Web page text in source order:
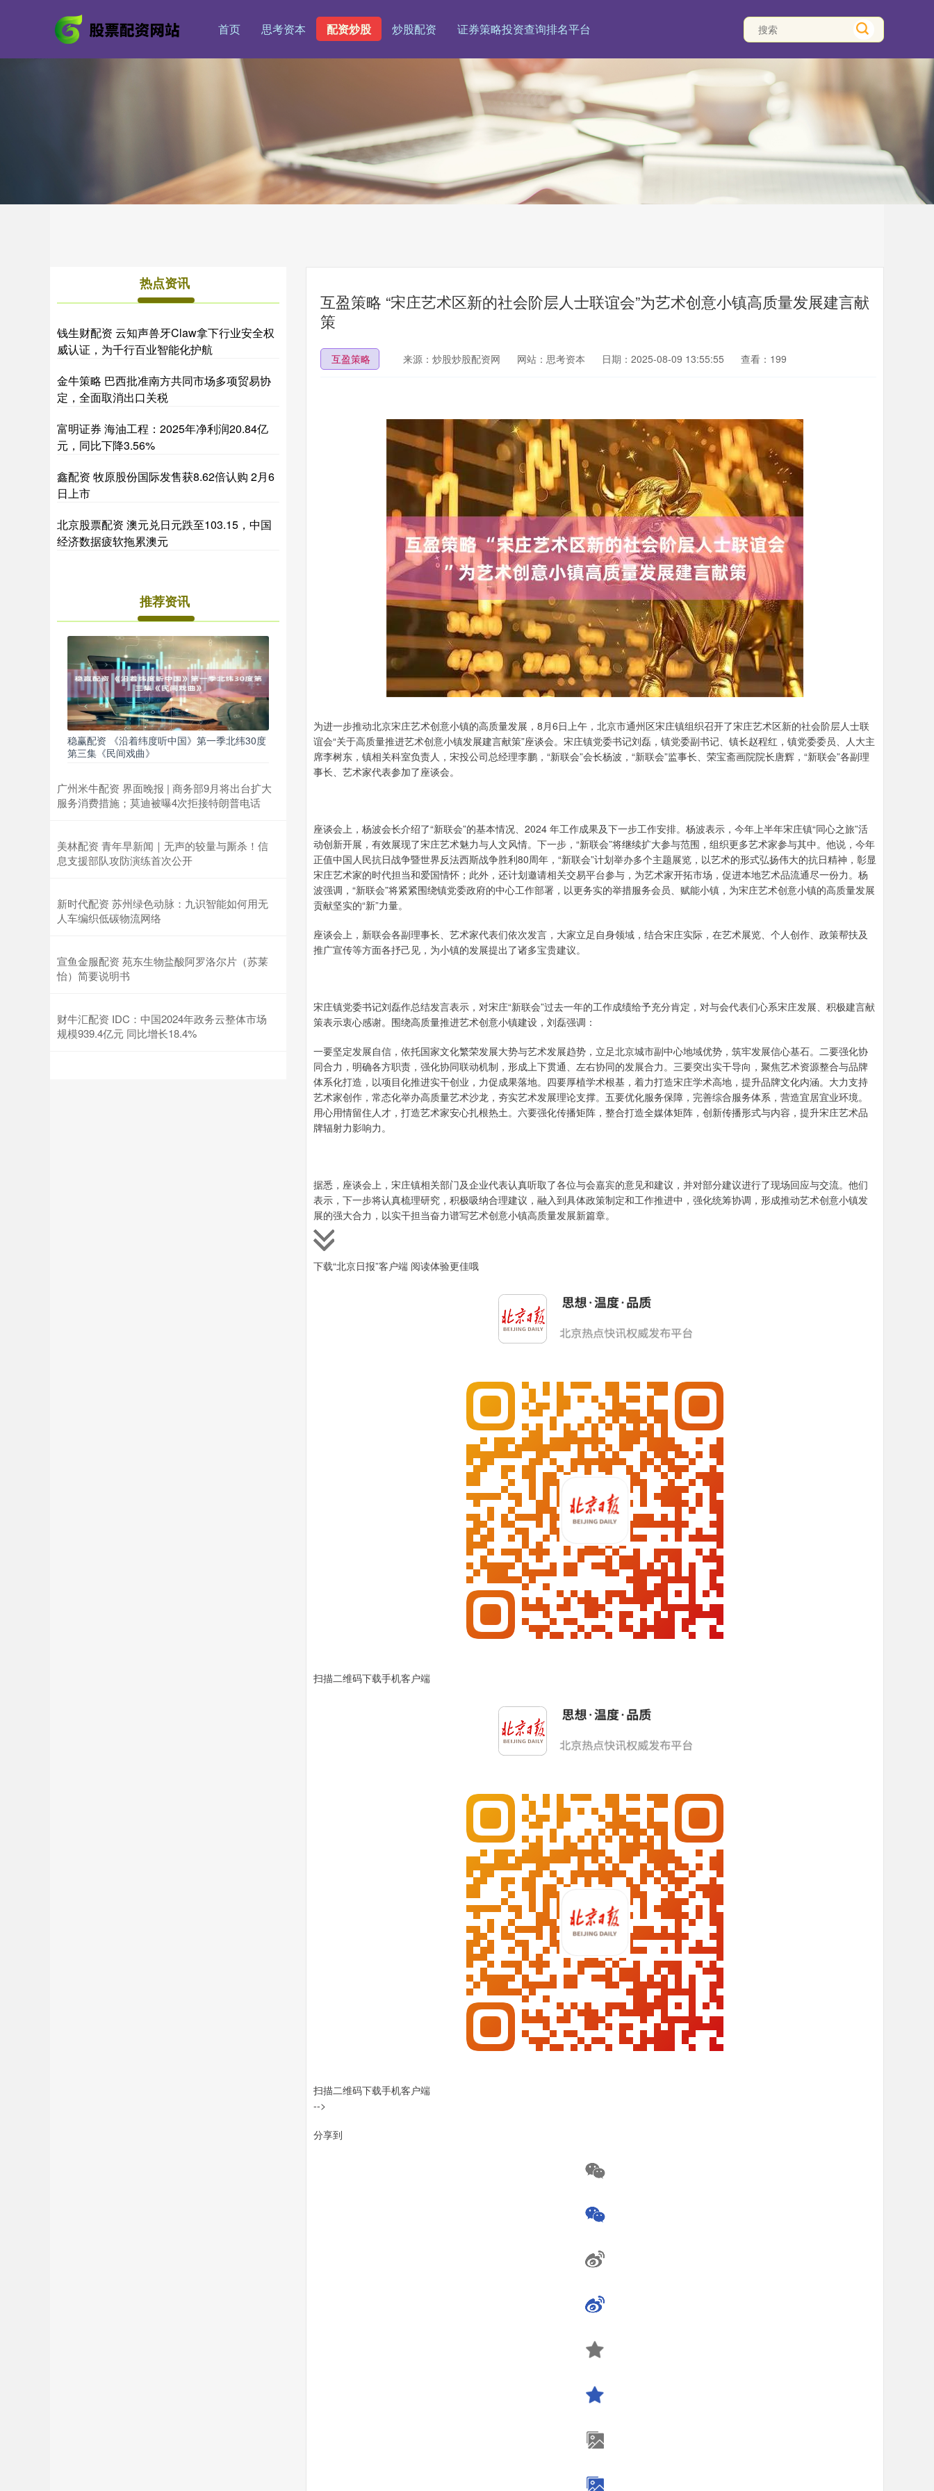
首页 思考资本 配资炒股 炒股配资 证券策略投资查询排名平台
互盈策略 “宋庄艺术区新的社会阶层人士联谊会”为艺术创意小镇高质量发展建言献
策
互盈策略 来源：炒股炒股配资网 网站：思考资本 日期：2025-08-09 13:55:55 查看：199
为进一步推动北京宋庄艺术创意小镇的高质量发展，8月6日上午，北京市通州区宋庄镇组织召开了宋庄艺术区新的社会阶层人士联
谊会“关于高质量推进艺术创意小镇发展建言献策”座谈会。宋庄镇党委书记刘磊，镇党委副书记、镇长赵程红，镇党委委员、人大主
席李树东，镇相关科室负责人，宋投公司总经理李鹏，“新联会”会长杨波，“新联会”监事长、荣宝斋画院院长唐辉，“新联会”各副理
事长、艺术家代表参加了座谈会。
座谈会上，杨波会长介绍了“新联会”的基本情况、2024 年工作成果及下一步工作安排。杨波表示，今年上半年宋庄镇“同心之旅”活
动创新开展，有效展现了宋庄艺术魅力与人文风情。下一步，“新联会”将继续扩大参与范围，组织更多艺术家参与其中。他说，今年
正值中国人民抗日战争暨世界反法西斯战争胜利80周年，“新联会”计划举办多个主题展览，以艺术的形式弘扬伟大的抗日精神，彰显
宋庄艺术家的时代担当和爱国情怀；此外，还计划邀请相关交易平台参与，为艺术家开拓市场，促进本地艺术品流通尽一份力。杨
波强调，“新联会”将紧紧围绕镇党委政府的中心工作部署，以更务实的举措服务会员、赋能小镇，为宋庄艺术创意小镇的高质量发展
贡献坚实的“新”力量。
座谈会上，新联会各副理事长、艺术家代表们依次发言，大家立足自身领域，结合宋庄实际，在艺术展览、个人创作、政策帮扶及
推广宣传等方面各抒己见，为小镇的发展提出了诸多宝贵建议。
宋庄镇党委书记刘磊作总结发言表示，对宋庄“新联会”过去一年的工作成绩给予充分肯定，对与会代表们心系宋庄发展、积极建言献
策表示衷心感谢。围绕高质量推进艺术创意小镇建设，刘磊强调：
一要坚定发展自信，依托国家文化繁荣发展大势与艺术发展趋势，立足北京城市副中心地域优势，筑牢发展信心基石。二要强化协
同合力，明确各方职责，强化协同联动机制，形成上下贯通、左右协同的发展合力。三要突出实干导向，聚焦艺术资源整合与品牌
体系化打造，以项目化推进实干创业，力促成果落地。四要厚植学术根基，着力打造宋庄学术高地，提升品牌文化内涵。大力支持
艺术家创作，常态化举办高质量艺术沙龙，夯实艺术发展理论支撑。五要优化服务保障，完善综合服务体系，营造宜居宜业环境。
用心用情留住人才，打造艺术家安心扎根热土。六要强化传播矩阵，整合打造全媒体矩阵，创新传播形式与内容，提升宋庄艺术品
牌辐射力影响力。
据悉，座谈会上，宋庄镇相关部门及企业代表认真听取了各位与会嘉宾的意见和建议，并对部分建议进行了现场回应与交流。他们
表示，下一步将认真梳理研究，积极吸纳合理建议，融入到具体政策制定和工作推进中，强化统筹协调，形成推动艺术创意小镇发
展的强大合力，以实干担当奋力谱写艺术创意小镇高质量发展新篇章。
下载“北京日报”客户端 阅读体验更佳哦
扫描二维码下载手机客户端
扫描二维码下载手机客户端
-->
分享到
热点资讯
钱生财配资 云知声兽牙Claw拿下行业安全权
威认证，为千行百业智能化护航
金牛策略 巴西批准南方共同市场多项贸易协
定，全面取消出口关税
富明证券 海油工程：2025年净利润20.84亿
元，同比下降3.56%
鑫配资 牧原股份国际发售获8.62倍认购 2月6
日上市
北京股票配资 澳元兑日元跌至103.15，中国
经济数据疲软拖累澳元
推荐资讯
稳赢配资 《沿着纬度听中国》第一季北纬30度
第三集《民间戏曲》
广州米牛配资 界面晚报 | 商务部9月将出台扩大
服务消费措施；莫迪被曝4次拒接特朗普电话
美林配资 青年早新闻｜无声的较量与厮杀！信
息支援部队攻防演练首次公开
新时代配资 苏州绿色动脉：九识智能如何用无
人车编织低碳物流网络
宣鱼金服配资 苑东生物盐酸阿罗洛尔片（苏莱
怡）简要说明书
财牛汇配资 IDC：中国2024年政务云整体市场
规模939.4亿元 同比增长18.4%